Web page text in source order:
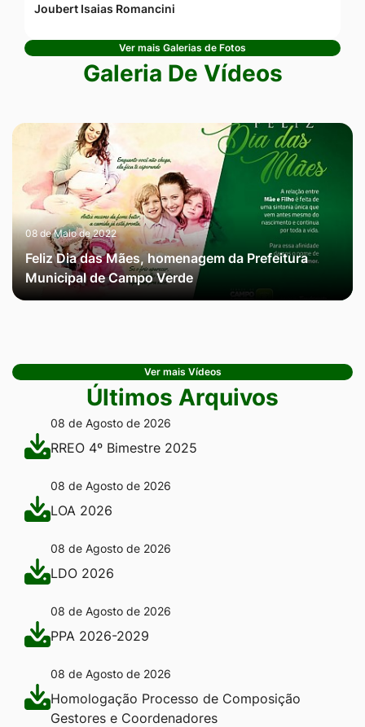
Joubert Isaias Romancini
Ver mais Galerias de Fotos
Galeria De Vídeos
08 de Maio de 2022
Feliz Dia das Mães, homenagem da Prefeitura
Municipal de Campo Verde
Ver mais Vídeos
Últimos Arquivos
08 de Agosto de 2026
RREO 4º Bimestre 2025
08 de Agosto de 2026
LOA 2026
08 de Agosto de 2026
LDO 2026
08 de Agosto de 2026
PPA 2026-2029
08 de Agosto de 2026
Homologação Processo de Composição
Gestores e Coordenadores